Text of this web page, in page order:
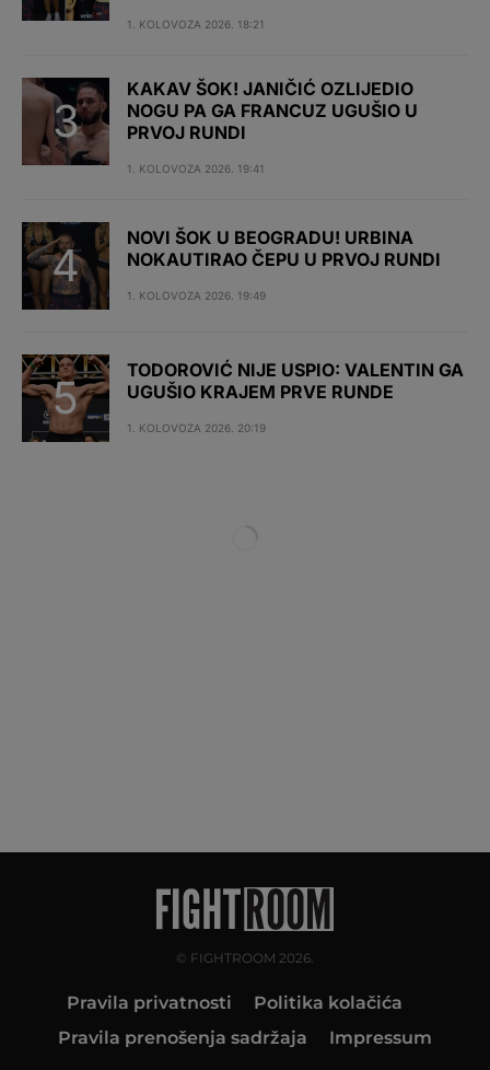
1. KOLOVOZA 2026. 18:21
KAKAV ŠOK! JANIČIĆ OZLIJEDIO
NOGU PA GA FRANCUZ UGUŠIO U
PRVOJ RUNDI
1. KOLOVOZA 2026. 19:41
NOVI ŠOK U BEOGRADU! URBINA
NOKAUTIRAO ČEPU U PRVOJ RUNDI
1. KOLOVOZA 2026. 19:49
TODOROVIĆ NIJE USPIO: VALENTIN GA
UGUŠIO KRAJEM PRVE RUNDE
1. KOLOVOZA 2026. 20:19
© FIGHTROOM 2026.
Pravila privatnosti
Politika kolačića
Pravila prenošenja sadržaja
Impressum